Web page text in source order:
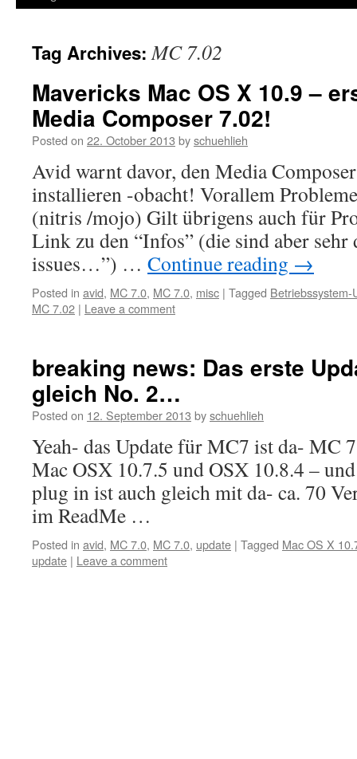
Tag Archives:MC 7.02
Mavericks Mac OS X 10.9 –
Media Composer 7.02!
Posted on 22. October 2013 byschuehlieh
Avid warnt davor, den Media
installieren -obacht! Vorallem
(nitris /mojo) Gilt übrigens auch für
Link zu den “Infos” (die sind aber
issues…”) … Continue reading →
Posted in avid, MC 7.0, MC 7.0, misc | Tagged Betriebssystem-
MC 7.02 | Leave a comment
breaking news: Das erste
gleich No. 2…
Posted on 12. September 2013 byschuehlieh
Yeah- das Update für MC7 ist da- MC
Mac OSX 10.7.5 und OSX 10.8.4 –
plug in ist auch gleich mit da- ca. 70
im ReadMe …
Posted in avid, MC 7.0, MC 7.0, update | Tagged Mac OS X
update | Leave a comment